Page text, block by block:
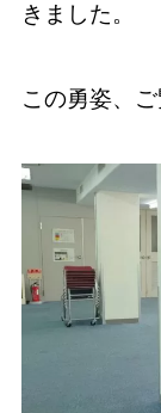
きました。
この勇姿、